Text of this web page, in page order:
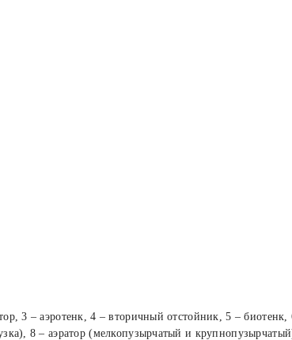
3 – аэротенк, 4 – вторичный отстойник, 5 – биотенк,
8 – аэратор (мелкопузырчатый и